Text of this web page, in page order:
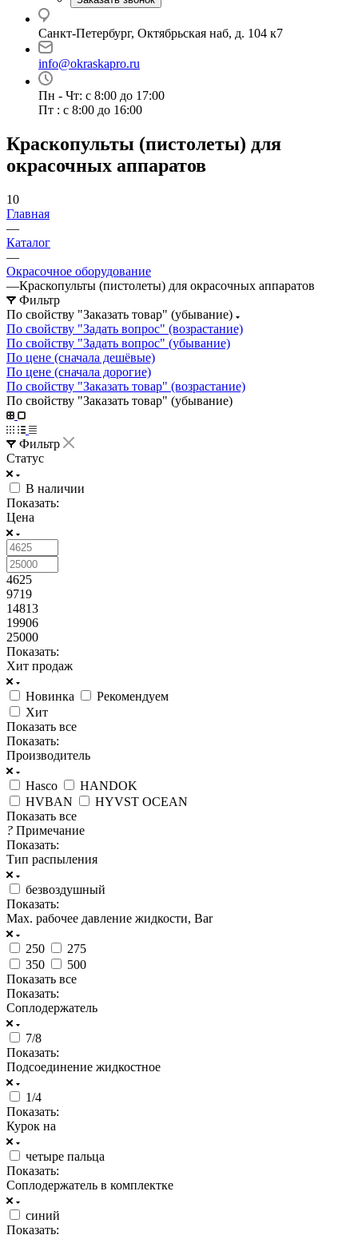
Санкт-Петербург, Октябрьская наб, д. 104 к7
info@okraskapro.ru
Пн - Чт: с 8:00 до 17:00
Пт : с 8:00 до 16:00
Краскопульты (пистолеты) для
окрасочных аппаратов
10
Главная
—
Каталог
—
Окрасочное оборудование
—Краскопульты (пистолеты) для окрасочных аппаратов
Фильтр
По свойству "Заказать товар" (убывание)
По свойству "Задать вопрос" (возрастание)
По свойству "Задать вопрос" (убывание)
По цене (сначала дешёвые)
По цене (сначала дорогие)
По свойству "Заказать товар" (возрастание)
По свойству "Заказать товар" (убывание)
Фильтр
Статус
В наличии
Показать:
Цена
4625
9719
14813
19906
25000
Показать:
Хит продаж
Новинка
Рекомендуем
Хит
Показать все
Показать:
Производитель
Hasco
HANDOK
HVBAN
HYVST OCEAN
Показать все
? Примечание
Показать:
Тип распыления
безвоздушный
Показать:
Max. рабочее давление жидкости, Bar
250
275
350
500
Показать все
Показать:
Соплодержатель
7/8
Показать:
Подсоединение жидкостное
1/4
Показать:
Курок на
четыре пальца
Показать:
Соплодержатель в комплектке
синий
Показать: